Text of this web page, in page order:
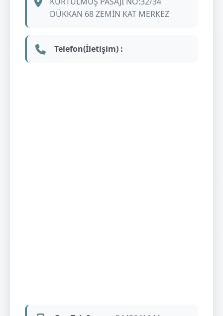
DÜKKAN 68 ZEMİN KAT MERKEZ
Telefon(İletişim) :